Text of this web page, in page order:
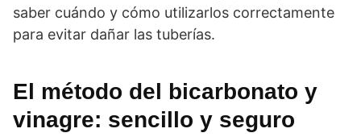
saber cuándo y cómo utilizarlos correctamente
para evitar dañar las tuberías.
El método del bicarbonato y
vinagre: sencillo y seguro